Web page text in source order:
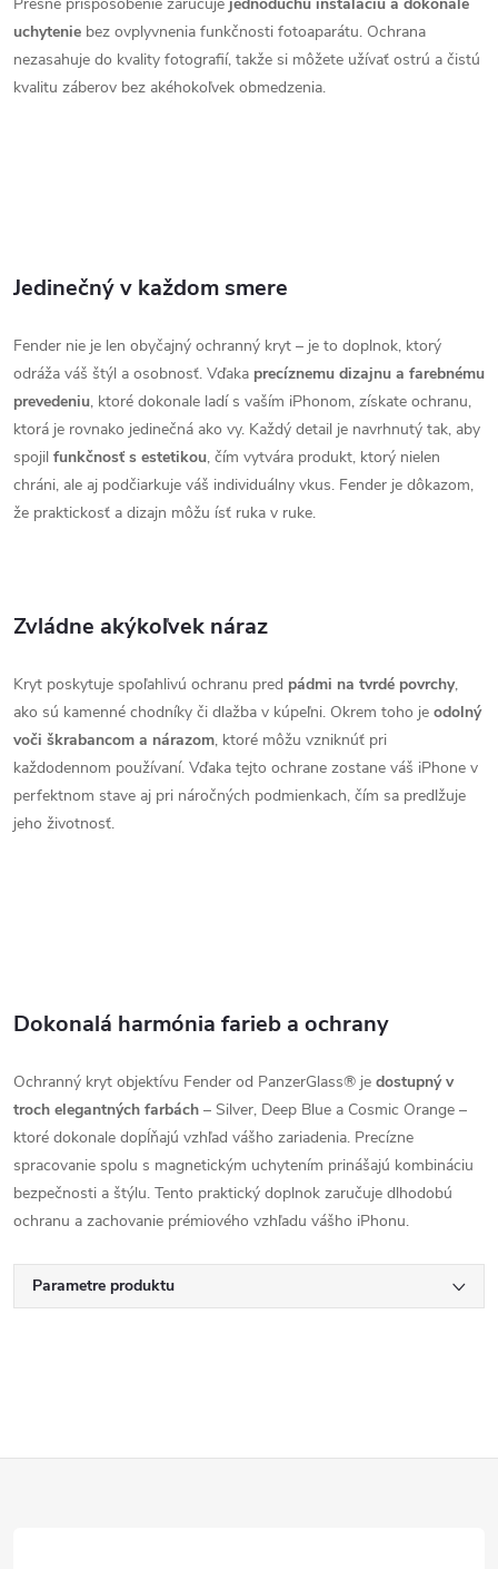
uchytenie bez ovplyvnenia funkčnosti fotoaparátu. Ochrana
nezasahuje do kvality fotografií, takže si môžete užívať ostrú a čistú
kvalitu záberov bez akéhokoľvek obmedzenia.
Jedinečný v každom smere
Fender nie je len obyčajný ochranný kryt – je to doplnok, ktorý
odráža váš štýl a osobnosť. Vďaka precíznemu dizajnu a farebnému
prevedeniu, ktoré dokonale ladí s vaším iPhonom, získate ochranu,
ktorá je rovnako jedinečná ako vy. Každý detail je navrhnutý tak, aby
spojil funkčnosť s estetikou, čím vytvára produkt, ktorý nielen
chráni, ale aj podčiarkuje váš individuálny vkus. Fender je dôkazom,
že praktickosť a dizajn môžu ísť ruka v ruke.
Zvládne akýkoľvek náraz
Kryt poskytuje spoľahlivú ochranu pred pádmi na tvrdé povrchy,
ako sú kamenné chodníky či dlažba v kúpeľni. Okrem toho je odolný
voči škrabancom a nárazom, ktoré môžu vzniknúť pri
každodennom používaní. Vďaka tejto ochrane zostane váš iPhone v
perfektnom stave aj pri náročných podmienkach, čím sa predlžuje
jeho životnosť.
Dokonalá harmónia farieb a ochrany
Ochranný kryt objektívu Fender od PanzerGlass® je dostupný v
troch elegantných farbách – Silver, Deep Blue a Cosmic Orange –
ktoré dokonale dopĺňajú vzhľad vášho zariadenia. Precízne
spracovanie spolu s magnetickým uchytením prinášajú kombináciu
bezpečnosti a štýlu. Tento praktický doplnok zaručuje dlhodobú
ochranu a zachovanie prémiového vzhľadu vášho iPhonu.
Parametre produktu